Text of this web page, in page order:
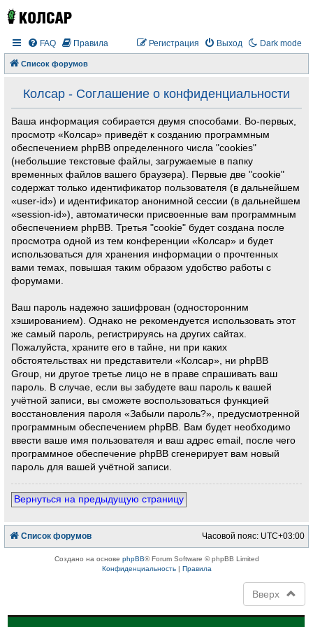
Dark mode
FAQ Правила Выход
Регистрация
Список форумов
Колсар - Соглашение о конфиденциальности
Ваша информация собирается двумя способами. Во-первых,
просмотр «Колсар» приведёт к созданию программным
обеспечением phpBB определенного числа "cookies"
(небольшие текстовые файлы, загружаемые в папку
временных файлов вашего браузера). Первые две "cookie"
содержат только идентификатор пользователя (в дальнейшем
«user-id») и идентификатор анонимной сессии (в дальнейшем
«session-id»), автоматически присвоенные вам программным
обеспечением phpBB. Третья "cookie" будет создана после
просмотра одной из тем конференции «Колсар» и будет
использоваться для хранения информации о прочтенных
вами темах, повышая таким образом удобство работы с
форумами.
Ваш пароль надежно зашифрован (односторонним
хэшированием). Однако не рекомендуется использовать этот
же самый пароль, регистрируясь на других сайтах.
Пожалуйста, храните его в тайне, ни при каких
обстоятельствах ни представители «Колсар», ни phpBB
Group, ни другое третье лицо не в праве спрашивать ваш
пароль. В случае, если вы забудете ваш пароль к вашей
учётной записи, вы сможете воспользоваться функцией
восстановления пароля «Забыли пароль?», предусмотренной
программным обеспечением phpBB. Вам будет необходимо
ввести ваше имя пользователя и ваш адрес email, после чего
программное обеспечение phpBB сгенерирует вам новый
пароль для вашей учётной записи.
Вернуться на предыдущую страницу
Список форумов Часовой пояс: UTC+03:00
Создано на основе phpBB® Forum Software © phpBB Limited
Конфиденциальность| Правила
Вверх